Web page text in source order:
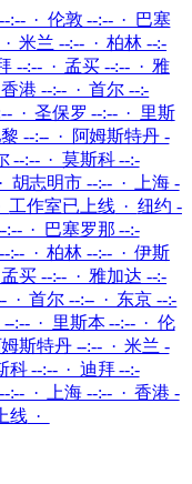
:-- · 伦敦 --:-- · 巴塞
米兰 --:-- · 柏林 --:-
--:-- · 孟买 --:-- · 雅
港 --:-- · 首尔 --:-
· 圣保罗 --:-- · 里斯
--:-- · 阿姆斯特丹 -
--:-- · 莫斯科 --:-
胡志明市 --:-- · 上海 -
工作室已上线· 纽约 -
:-- · 巴塞罗那 --:-
:-- · 柏林 --:-- · 伊斯
买 --:-- · 雅加达 --:-
· 首尔 --:-- · 东京 --:-
:-- · 里斯本 --:-- · 伦
斯特丹 --:-- · 米兰 -
科 --:-- · 迪拜 --:-
:-- · 上海 --:-- · 香港 -
线·